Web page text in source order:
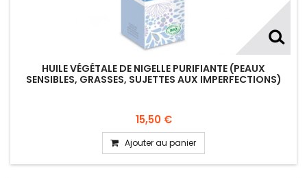
HUILE VÉGÉTALE DE NIGELLE PURIFIANTE (PEAUX
SENSIBLES, GRASSES, SUJETTES AUX IMPERFECTIONS)
15,50 €
Ajouter au panier